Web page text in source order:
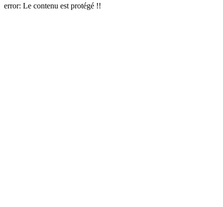
error: Le contenu est protégé !!